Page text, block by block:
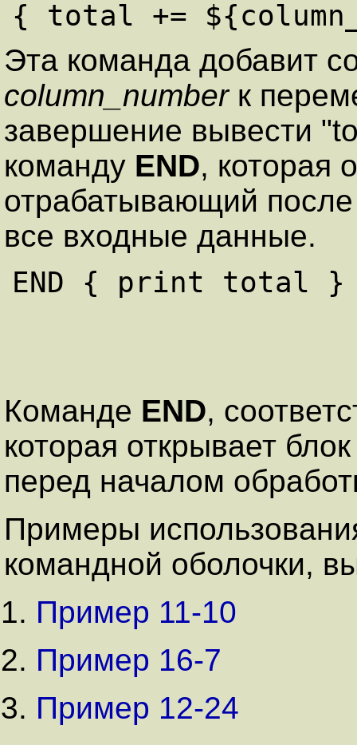
Эта команда добавит
column_numberк
завершение вывести
команду END, которая
отрабатывающий после
все входные данные.
Команде END,
которая открывает
перед началом
Примеры
командной оболочки,
Пример 11-10
Пример 16-7
Пример 12-24